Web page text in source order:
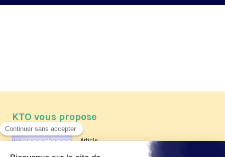
KTO vous propose
Article
Les reportages d'été 2026 de KTO